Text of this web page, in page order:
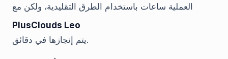
العملية ساعات باستخدام الطرق التقليدية، ولكن مع
PlusClouds Leo
يتم إنجازها في دقائق.